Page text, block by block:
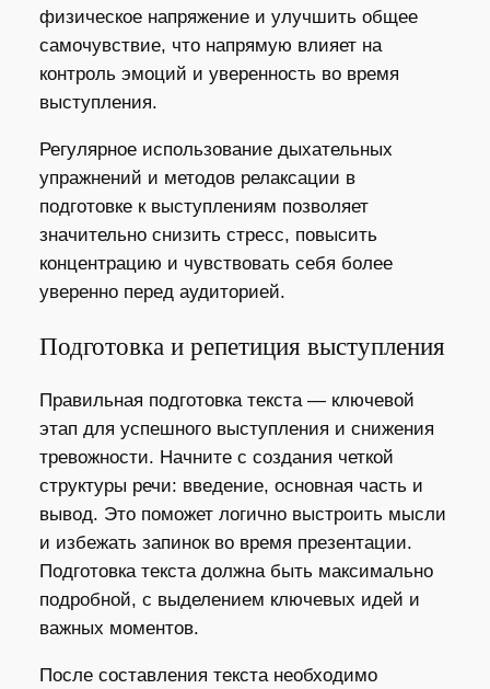
физическое напряжение и улучшить общее
самочувствие, что напрямую влияет на
контроль эмоций и уверенность во время
выступления.
Регулярное использование дыхательных
упражнений и методов релаксации в
подготовке к выступлениям позволяет
значительно снизить стресс, повысить
концентрацию и чувствовать себя более
уверенно перед аудиторией.
Подготовка и репетиция выступления
Правильная подготовка текста — ключевой
этап для успешного выступления и снижения
тревожности. Начните с создания четкой
структуры речи: введение, основная часть и
вывод. Это поможет логично выстроить мысли
и избежать запинок во время презентации.
Подготовка текста должна быть максимально
подробной, с выделением ключевых идей и
важных моментов.
После составления текста необходимо